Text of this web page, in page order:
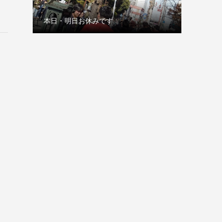
本日・明日お休みです